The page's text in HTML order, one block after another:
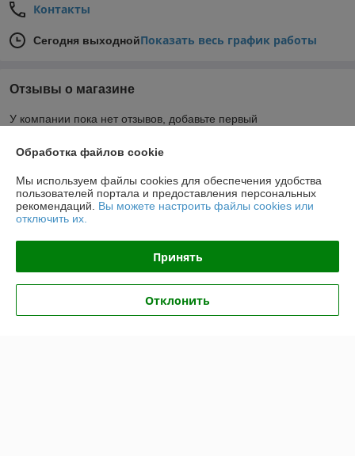
Контакты
Сегодня выходнойПоказать весь график работы
Отзывы о магазине
У компании пока нет отзывов, добавьте первый
Контакты
Доставка и оплата
График работы
Полная версия сайта
Обработка файлов cookie
Мы используем файлы cookies для обеспечения удобства
пользователей портала и предоставления персональных
рекомендаций. Вы можете настроить файлы cookies или
отключить их.
Принять
Отклонить